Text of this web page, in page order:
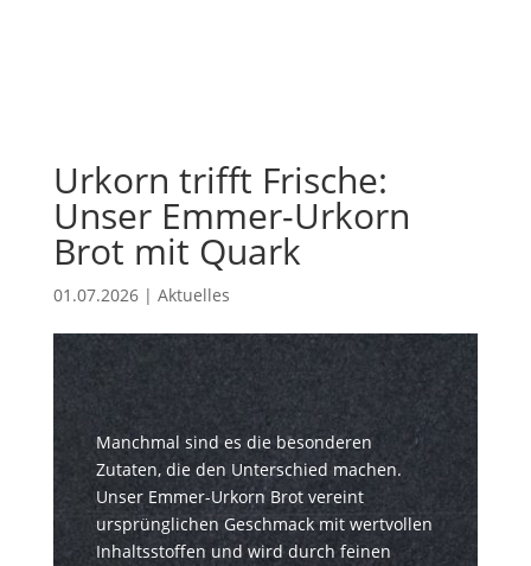
Urkorn trifft Frische:
Unser Emmer-Urkorn
Brot mit Quark
01.07.2026| Aktuelles
Manchmal sind es die besonderen
Zutaten, die den Unterschied machen.
Unser Emmer-Urkorn Brot vereint
ursprünglichen Geschmack mit wertvollen
Inhaltsstoffen und wird durch feinen